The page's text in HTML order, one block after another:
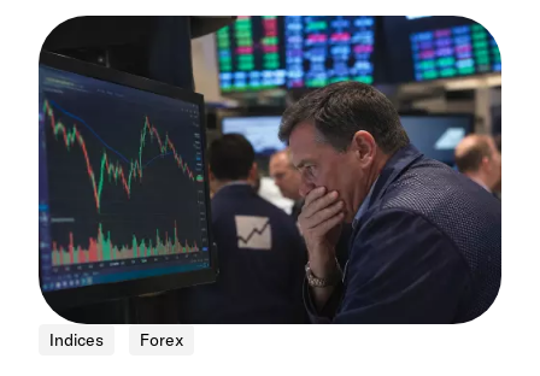
Indices Forex